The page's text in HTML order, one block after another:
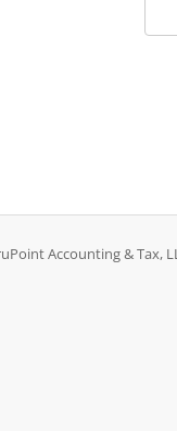
Accounting & Tax,